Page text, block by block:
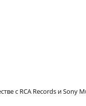
с RCA Records и Sony